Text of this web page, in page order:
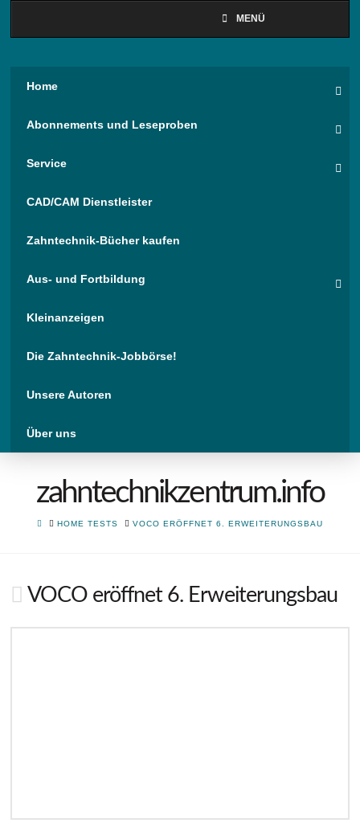
MENÜ
Home
Abonnements und Leseproben
Service
CAD/CAM Dienstleister
Zahntechnik-Bücher kaufen
Aus- und Fortbildung
Kleinanzeigen
Die Zahntechnik-Jobbörse!
Unsere Autoren
Über uns
zahntechnikzentrum.info
HOMEHOME TESTS VOCO ERÖFFNET 6. ERWEITERUNGSBAU
VOCO eröffnet 6. Erweiterungsbau